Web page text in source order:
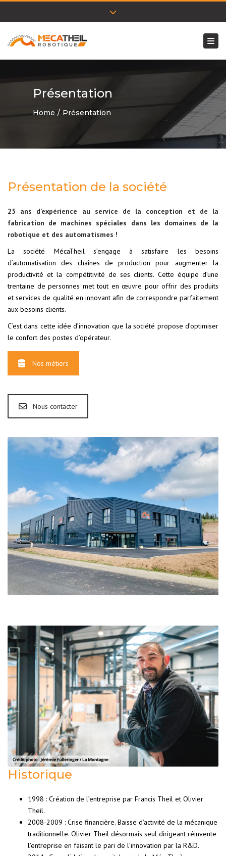
Close top bar
Présentation
Home Présentation
Présentation de la société
25 ans d’expérience au service de la conception et de la
fabrication de machines spéciales dans les domaines de la
robotique et des automatismes !
La société MécaTheil s’engage à satisfaire les besoins
d’automatisation des chaînes de production pour augmenter la
productivité et la compétitivité de ses clients. Cette équipe d’une
trentaine de personnes met tout en œuvre pour offrir des produits
et services de qualité en innovant afin de correspondre parfaitement
aux besoins clients.
C’est dans cette idée d’innovation que la société propose d’optimiser
le confort des postes d’opérateur.
Nos métiers
Nous contacter
Historique
1998 : Création de l’entreprise par Francis Theil et Olivier
Theil.
2008-2009 : Crise financière. Baisse d’activité de la mécanique
traditionnelle. Olivier Theil désormais seul dirigeant réinvente
l’entreprise en faisant le pari de l’innovation par la R&D.